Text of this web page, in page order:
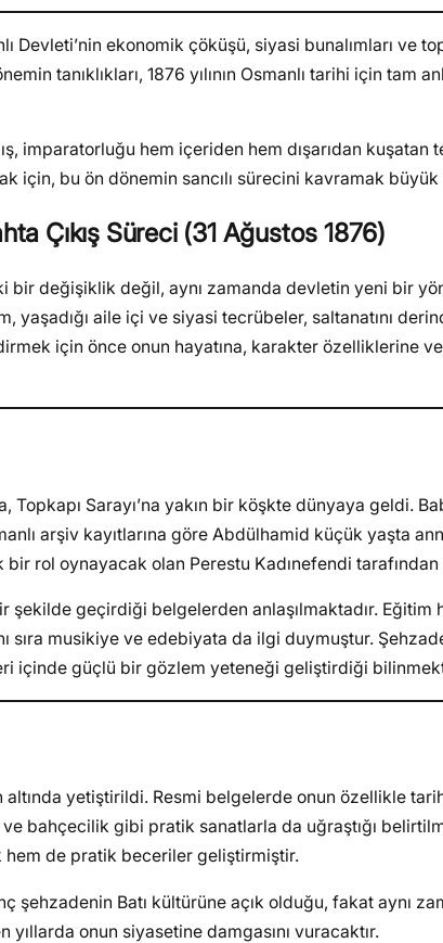
Devleti’nin ekonomik çöküşü, siyasi bunalımları ve
tanıklıkları, 1876 yılının Osmanlı tarihi için tam
imparatorluğu hem içeriden hem dışarıdan kuşatan
için, bu ön dönemin sancılı sürecini kavramak büyük
Çıkış Süreci (31 Ağustos 1876)
bir değişiklik değil, aynı zamanda devletin yeni bir
yaşadığı aile içi ve siyasi tecrübeler, saltanatını
için önce onun hayatına, karakter özelliklerine
Topkapı Sarayı’na yakın bir köşkte dünyaya geldi.
arşiv kayıtlarına göre Abdülhamid küçük yaşta
rol oynayacak olan Perestu Kadınefendi
şekilde geçirdiği belgelerden anlaşılmaktadır. Eğitim
sıra musikiye ve edebiyata da ilgi duymuştur.
içinde güçlü bir gözlem yeteneği geliştirdiği
yetiştirildi. Resmi belgelerde onun özellikle
bahçecilik gibi pratik sanatlarla da uğraştığı
hem de pratik beceriler geliştirmiştir.
şehzadenin Batı kültürüne açık olduğu, fakat aynı
onun siyasetine damgasını vuracaktır.